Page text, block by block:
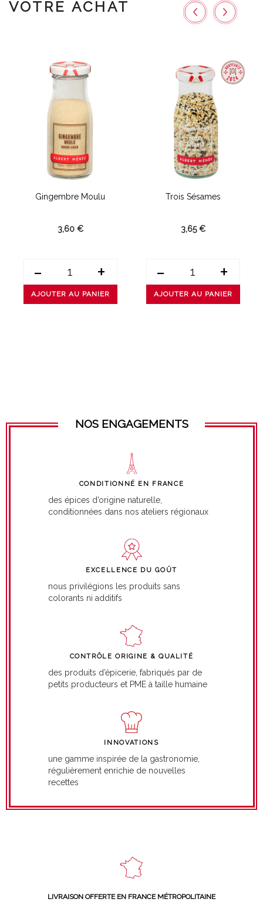
VOTRE ACHAT
Gingembre Moulu
3,60 €
- +
AJOUTER AU PANIER
Trois Sésames
3,65 €
- +
AJOUTER AU PANIER
NOS ENGAGEMENTS
CONDITIONNÉ EN FRANCE
des épices d’origine naturelle,
conditionnées dans nos ateliers régionaux
EXCELLENCE DU GOÛT
nous privilégions les produits sans
colorants ni additifs
CONTRÔLE ORIGINE & QUALITÉ
des produits d’épicerie, fabriqués par de
petits producteurs et PME à taille humaine
INNOVATIONS
une gamme inspirée de la gastronomie,
régulièrement enrichie de nouvelles
recettes
LIVRAISON OFFERTE EN FRANCE MÉTROPOLITAINE